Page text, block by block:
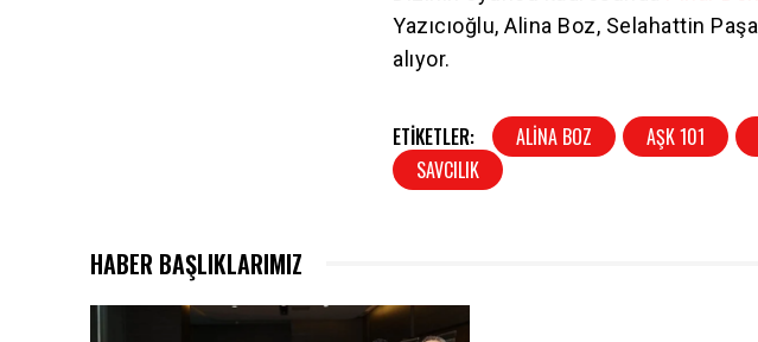
Yazıcıoğlu, Alina Boz, Selahattin
alıyor.
ETIKETLER: ALINA BOZ AŞK 101
SAVCILIK
HABER BAŞLIKLARIMIZ